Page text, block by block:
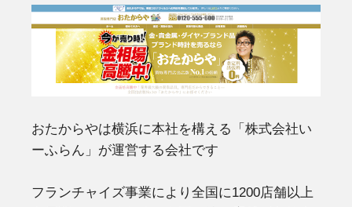
おたからやは横浜に本社を構える「株式会社い
ーふらん」が運営する会社です
フランチャイズ事業により全国に1200店舗以上